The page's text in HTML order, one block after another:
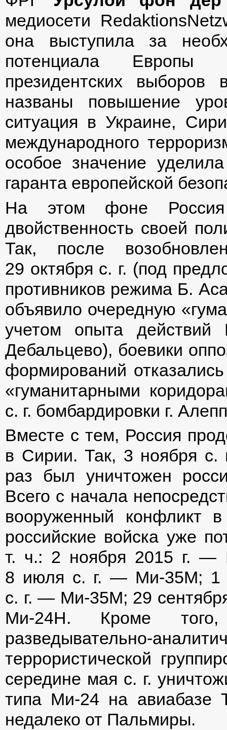
медиосети
она выступила за
потенциала Европы
президентских
названы повышение
ситуация в Украине,
международного
особое значение
гаранта европейской
На этом фоне Россия
двойственность своей
Так, после
29 октября с. г. (под
противников режима Б.
объявило очередную
учетом опыта
Дебальцево), боевики
формирований
«гуманитарными
с. г. бомбардировки г.
Вместе с тем, Россия
в Сирии. Так, 3 ноября с.
раз был уничтожен
Всего с начала
вооруженный конфликт
российские войска уже
т. ч.: 2 ноября 2015 г.
8 июля с. г. — Ми-35М; 1
с. г. — Ми-35М; 29
Ми-24Н. Кроме
разведывательно-
террористической
середине мая с. г.
типа Ми-24 на авиабазе
недалеко от Пальмиры.